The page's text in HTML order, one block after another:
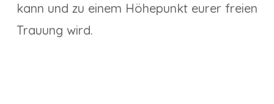
kann und zu einem Höhepunkt eurer freien
Trauung wird.